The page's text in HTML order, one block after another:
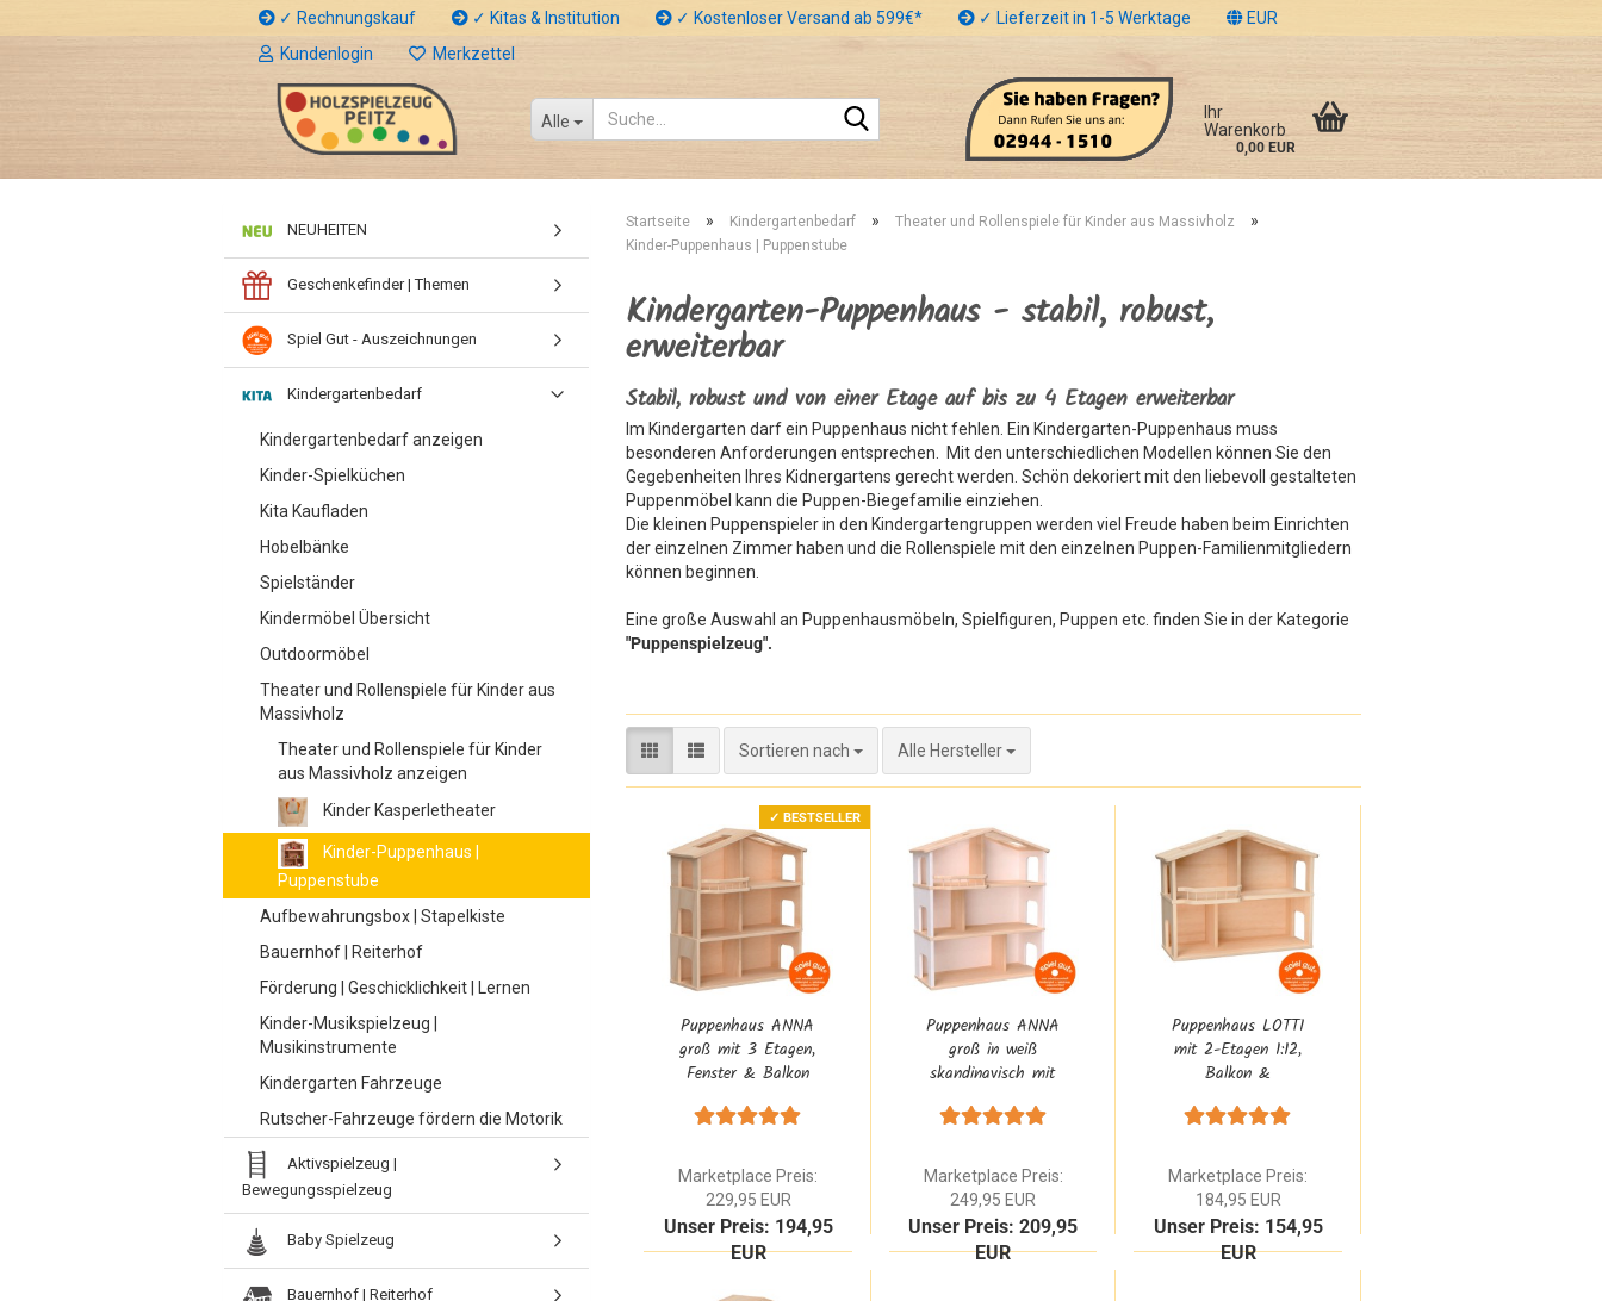
✓ Rechnungskauf ✓ Kitas & Institution ✓ Kostenloser Versand ab 599€* ✓ Lieferzeit in 1-5 Werktage
EUR
Kundenlogin
Merkzettel
Alle
Ihr
Warenkorb
0,00 EUR
Startseite » Kindergartenbedarf » Theater und Rollenspiele für Kinder aus Massivholz »
Kinder-Puppenhaus | Puppenstube
Kindergarten-Puppenhaus - stabil, robust,
erweiterbar
Stabil, robust und von einer Etage auf bis zu 4 Etagen erweiterbar
Im Kindergarten darf ein Puppenhaus nicht fehlen. Ein Kindergarten-Puppenhaus muss
besonderen Anforderungen entsprechen. Mit den unterschiedlichen Modellen können Sie den
Gegebenheiten Ihres Kidnergartens gerecht werden. Schön dekoriert mit den liebevoll gestalteten
Puppenmöbel kann die Puppen-Biegefamilie einziehen.
Die kleinen Puppenspieler in den Kindergartengruppen werden viel Freude haben beim Einrichten
der einzelnen Zimmer haben und die Rollenspiele mit den einzelnen Puppen-Familienmitgliedern
können beginnen.
Eine große Auswahl an Puppenhausmöbeln, Spielfiguren, Puppen etc. finden Sie in der Kategorie
"Puppenspielzeug".
Sortieren nach
Sortieren nach Alle Hersteller
✓ BESTSELLER
Puppenhaus ANNA
groß mit 3 Etagen,
Fenster & Balkon
Buche Massivholz
Marketplace Preis:
229,95 EUR
Unser Preis: 194,95
EUR
Puppenhaus ANNA
groß in weiß
skandinavisch mit
& Balkon
Buche Massivholz
Marketplace Preis:
249,95 EUR
Unser Preis: 209,95
EUR
Puppenhaus LOTTI
mit 2-Etagen 1:12,
Balkon &
aus Natur Buche
Marketplace Preis:
184,95 EUR
Unser Preis: 154,95
EUR
NEUHEITEN
Geschenkefinder | Themen
Spiel Gut - Auszeichnungen
Kindergartenbedarf
Kindergartenbedarf anzeigen
Kinder-Spielküchen
Kita Kaufladen
Hobelbänke
Spielständer
Kindermöbel Übersicht
Outdoormöbel
Theater und Rollenspiele für Kinder aus
Massivholz
Theater und Rollenspiele für Kinder
aus Massivholz anzeigen
Kinder Kasperletheater
Kinder-Puppenhaus |
Puppenstube
Aufbewahrungsbox | Stapelkiste
Bauernhof | Reiterhof
Förderung | Geschicklichkeit | Lernen
Kinder-Musikspielzeug |
Musikinstrumente
Kindergarten Fahrzeuge
Rutscher-Fahrzeuge fördern die Motorik
Aktivspielzeug |
Bewegungsspielzeug
Baby Spielzeug
Bauernhof | Reiterhof